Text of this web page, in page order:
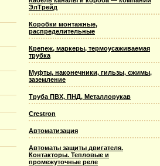
ЭлТрейд
Коробки монтажные,
распределительные
Крепеж, маркеры, термоусаживаемая
трубка
Муфты, наконечники, гильзы, сжимы,
заземление
Труба ПВХ, ПНД, Металлорукав
Crestron
Автоматизация
Автоматы защиты двигателя.
Контакторы. Тепловые и
промежуточные реле